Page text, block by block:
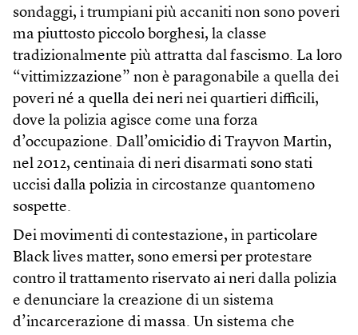
sondaggi, i trumpiani più accaniti non sono poveri
ma piuttosto piccolo borghesi, la classe
tradizionalmente più attratta dal fascismo. La loro
“vittimizzazione” non è paragonabile a quella dei
poveri né a quella dei neri nei quartieri difficili,
dove la polizia agisce come una forza
d’occupazione. Dall’omicidio di Trayvon Martin,
nel 2012, centinaia di neri disarmati sono stati
uccisi dalla polizia in circostanze quantomeno
sospette.
Dei movimenti di contestazione, in particolare
Black lives matter, sono emersi per protestare
contro il trattamento riservato ai neri dalla polizia
e denunciare la creazione di un sistema
d’incarcerazione di massa. Un sistema che